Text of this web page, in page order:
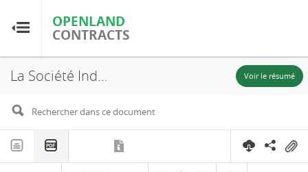
OPENLAND
CONTRACTS
OPENLAND
CONTRACTS
Accueil
Parcourir par pays
Parcourir par ressource
La Société Industrie Forestière de Ouesso (IFO), Contrat de Concession Forestière, 2008 Voir le résumé